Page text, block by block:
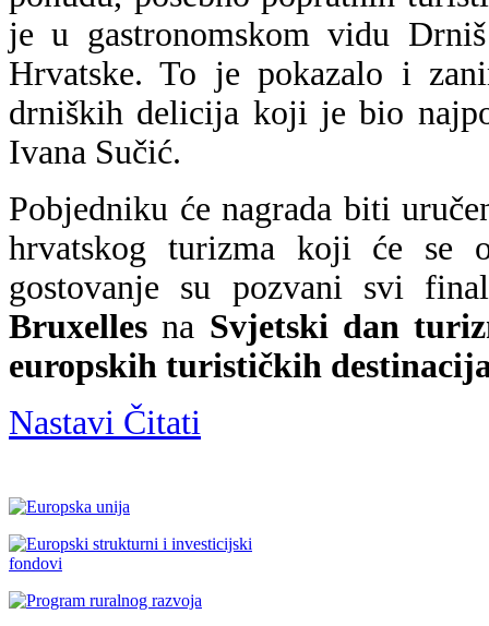
je u gastronomskom vidu
Hrvatske. To je pokazalo i
drniških delicija koji je bio
Ivana Sučić.
Pobjedniku će nagrada biti
hrvatskog turizma koji će se
gostovanje su pozvani svi
Bruxelles na Svjetski dan
europskih turističkih
Nastavi Čitati